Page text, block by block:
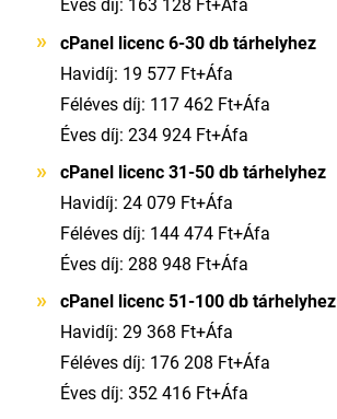
Éves díj: 163 128 Ft+Áfa
cPanel licenc 6-30 db tárhelyhez
Havidíj: 19 577 Ft+Áfa
Féléves díj: 117 462 Ft+Áfa
Éves díj: 234 924 Ft+Áfa
cPanel licenc 31-50 db tárhelyhez
Havidíj: 24 079 Ft+Áfa
Féléves díj: 144 474 Ft+Áfa
Éves díj: 288 948 Ft+Áfa
cPanel licenc 51-100 db tárhelyhez
Havidíj: 29 368 Ft+Áfa
Féléves díj: 176 208 Ft+Áfa
Éves díj: 352 416 Ft+Áfa